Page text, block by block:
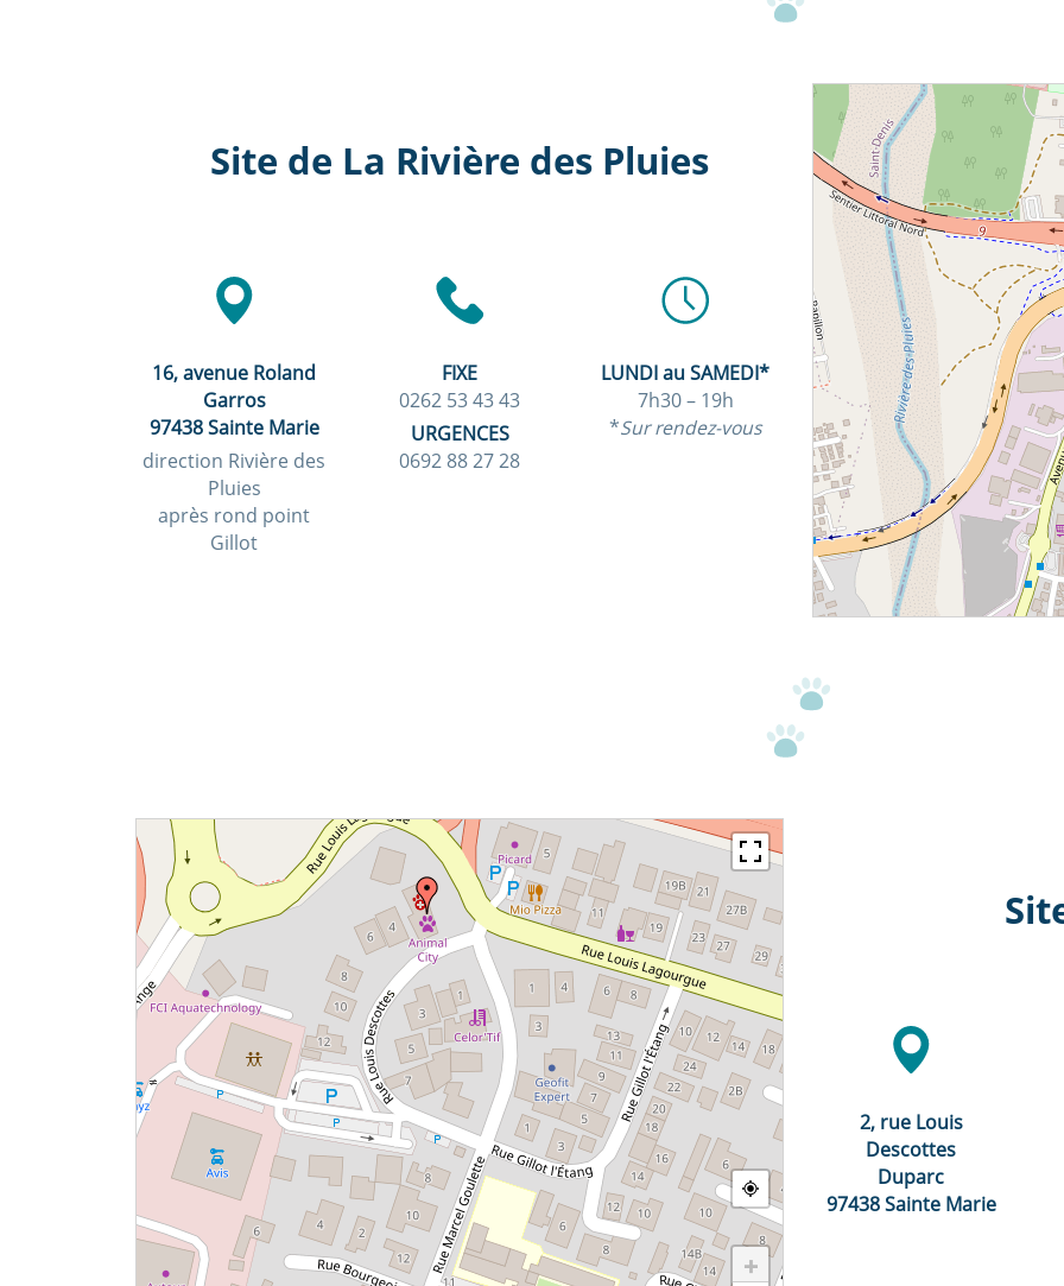
Site de La Rivière des Pluies
16, avenue Roland
Garros
97438 Sainte Marie
direction Rivière des
Pluies
après rond point
Gillot
FIXE
0262 53 43 43
URGENCES
0692 88 27 28
LUNDI au SAMEDI*
7h30 – 19h
*Sur rendez-vous
2, rue Louis
Descottes
Duparc
97438 Sainte Marie
+